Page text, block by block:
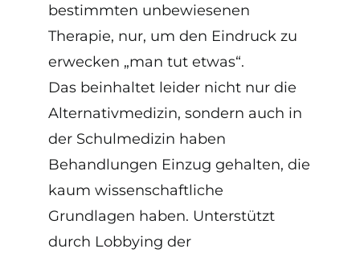
bestimmten unbewiesenen
Therapie, nur, um den Eindruck zu
erwecken „man tut etwas“.
Das beinhaltet leider nicht nur die
Alternativmedizin, sondern auch in
der Schulmedizin haben
Behandlungen Einzug gehalten, die
kaum wissenschaftliche
Grundlagen haben. Unterstützt
durch Lobbying der